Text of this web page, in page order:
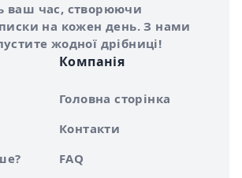
ваш час, створюючи
на кожен день. З нами
жодної дрібниці!
Компанія
Головна сторінка
Контакти
FAQ